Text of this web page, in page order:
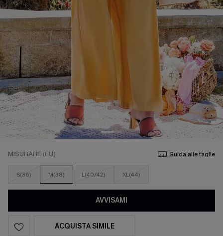
MISURARE (EU) Guida alle taglie
S(36) M(38) L(40/42) XL(44)
AVVISAMI
ACQUISTA SIMILE